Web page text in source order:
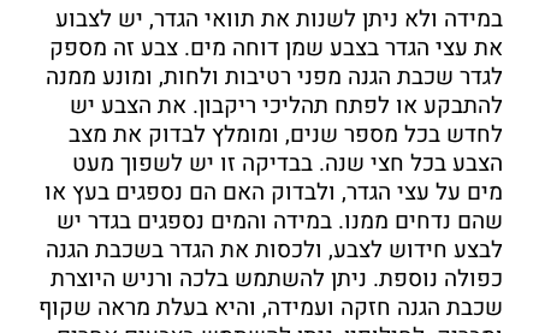
במידה ולא ניתן לשנות את תוואי הגדר, יש לצבוע
את עצי הגדר בצבע שמן דוחה מים. צבע זה מספק
לגדר שכבת הגנה מפני רטיבות ולחות, ומונע ממנה
להתבקע או לפתח תהליכי ריקבון. את הצבע יש
לחדש בכל מספר שנים, ומומלץ לבדוק את מצב
הצבע בכל חצי שנה. בבדיקה זו יש לשפוך מעט
מים על עצי הגדר, ולבדוק האם הם נספגים בעץ או
שהם נדחים ממנו. במידה והמים נספגים בגדר יש
לבצע חידוש לצבע, ולכסות את הגדר בשכבת הגנה
כפולה נוספת. ניתן להשתמש בלכה ורניש היוצרת
שכבת הגנה חזקה ועמידה, והיא בעלת מראה שקוף